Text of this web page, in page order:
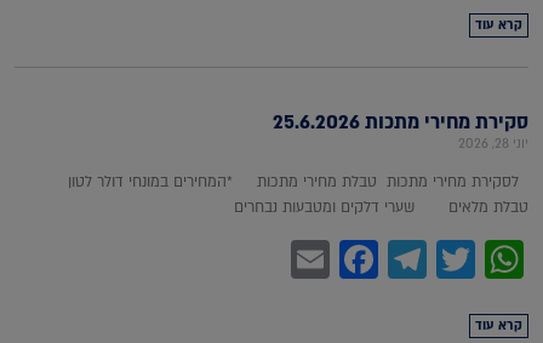
קרא עוד
סקירת מחירי מתכות 25.6.2026
יוני 28, 2026
לסקירת מחירי מתכות טבלת מחירי מתכות *המחירים במונחי דולר לטון
טבלת מלאים שערי דלקים ומטבעות נבחרים
WhatsApp
Twitter
Telegram
Facebook
קרא עוד